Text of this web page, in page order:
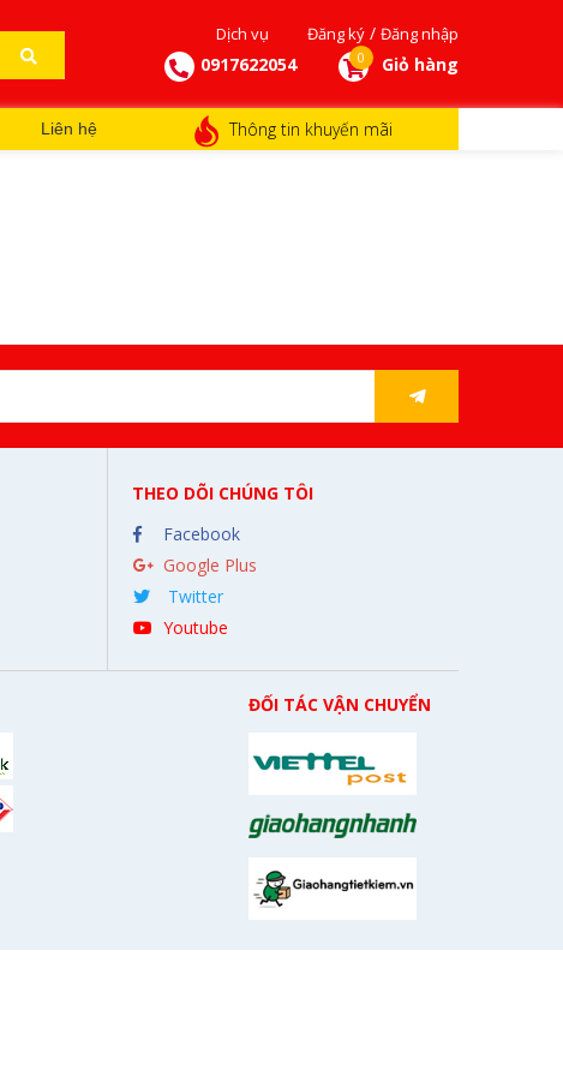
Dịch vụ Đăng ký / Đăng nhập
0917622054 0 Giỏ hàng
Liên hệ Thông tin khuyến mãi
THEO DÕI CHÚNG TÔI
Facebook
Google Plus
Twitter
Youtube
ĐỐI TÁC VẬN CHUYỂN